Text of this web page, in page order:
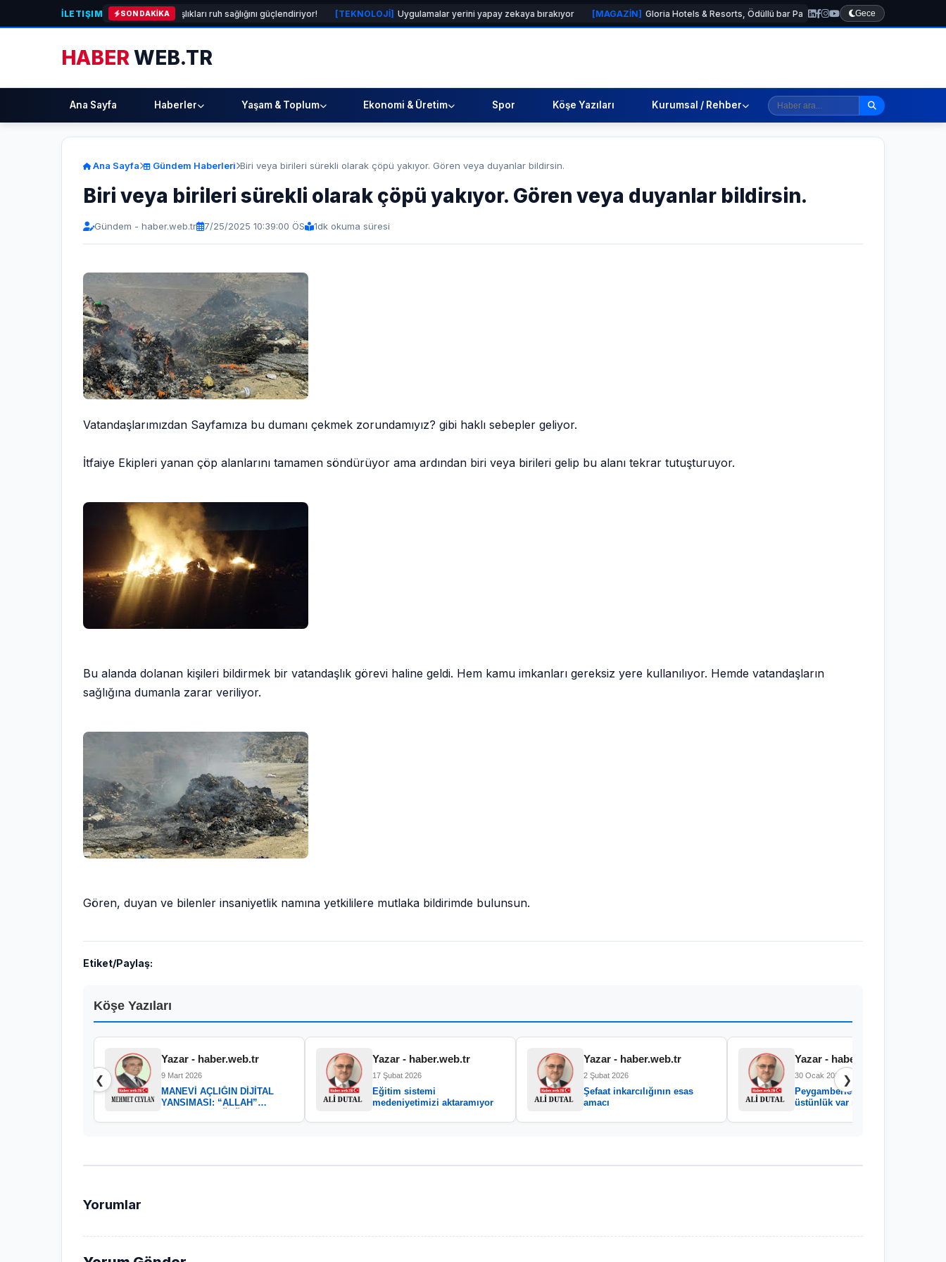
İLETIŞIM SON DAKİKA
[SAĞLIK] Kadın arkadaşlıkları ruh sağlığını güçlendiriyor! [TEKNOLOJİ] Uygulamalar yerini yapay zekaya bırakıyor [MAGAZİN] Gloria Hotels & Resorts, Ödüllü bar Panda & Sons ile unutulmaz bir Miksoloji
Gece
HABERWEB.TR
Ana Sayfa Haberler Yaşam & Toplum Ekonomi & Üretim Spor Köşe Yazıları Kurumsal / Rehber
Ana Sayfa Gündem Haberleri Biri veya birileri sürekli olarak çöpü yakıyor. Gören veya duyanlar bildirsin.
Biri veya birileri sürekli olarak çöpü yakıyor. Gören veya duyanlar bildirsin.
Gündem - haber.web.tr 7/25/2025 10:39:00 ÖS 1dk okuma süresi
Vatandaşlarımızdan Sayfamıza bu dumanı çekmek zorundamıyız? gibi haklı sebepler geliyor.
İtfaiye Ekipleri yanan çöp alanlarını tamamen söndürüyor ama ardından biri veya birileri gelip bu alanı tekrar tutuşturuyor.
Bu alanda dolanan kişileri bildirmek bir vatandaşlık görevi haline geldi. Hem kamu imkanları gereksiz yere kullanılıyor. Hemde vatandaşların
sağlığına dumanla zarar veriliyor.
Gören, duyan ve bilenler insaniyetlik namına yetkililere mutlaka bildirimde bulunsun.
Etiket/Paylaş:
Köşe Yazıları
❮
Yazar - haber.web.tr
9 Mart 2026
MANEVİ AÇLIĞIN DİJİTAL
YANSIMASI: “ALLAH”
Yazar - haber.web.tr
17 Şubat 2026
Eğitim sistemi
medeniyetimizi aktaramıyor
Yazar - haber.web.tr
2 Şubat 2026
Şefaat inkarcılığının esas
amacı
Yazar - haber.web.tr
30 Ocak 2026
Peygamberler arasında
üstünlük var mıdır?
❯
Yorumlar